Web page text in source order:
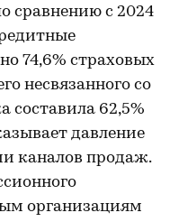
сравнению с 2024
74,6% страховых
несвязанного со
составила 62,5%
давление
каналов продаж.
организациям